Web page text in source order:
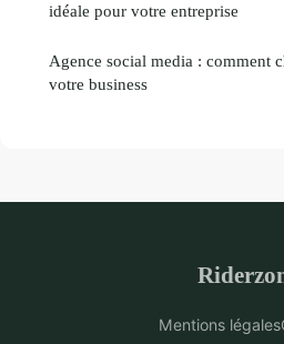
idéale pour votre entreprise
Agence social media : comment
votre business
Mentions légales